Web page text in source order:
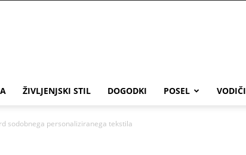
ŽIVLJENJSKI STIL DOGODKI POSEL VODIČI
sodobnega personaliziranega tekstila